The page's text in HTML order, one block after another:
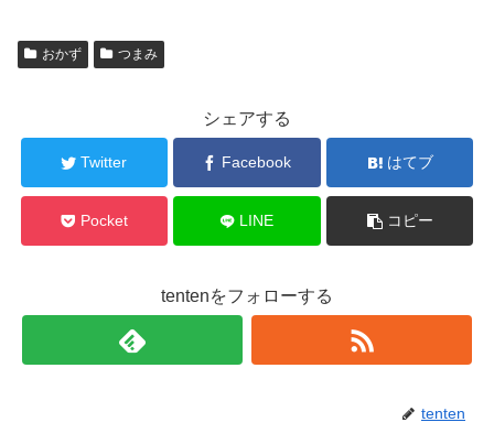
おかず つまみ
シェアする
Twitter Facebook はてブ
Pocket LINE コピー
tentenをフォローする
tenten